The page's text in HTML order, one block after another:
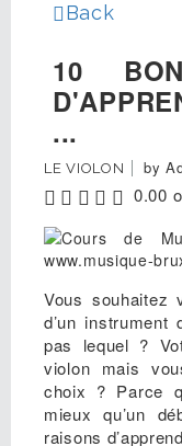
Back
10
...
LE VIOLON by
0.00
Vous souhaitez
d’un
pas lequel ?
violon mais
choix ? Parce
mieux qu’un
raisons